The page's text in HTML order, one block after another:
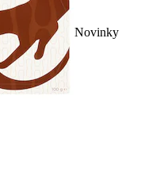
Novinky